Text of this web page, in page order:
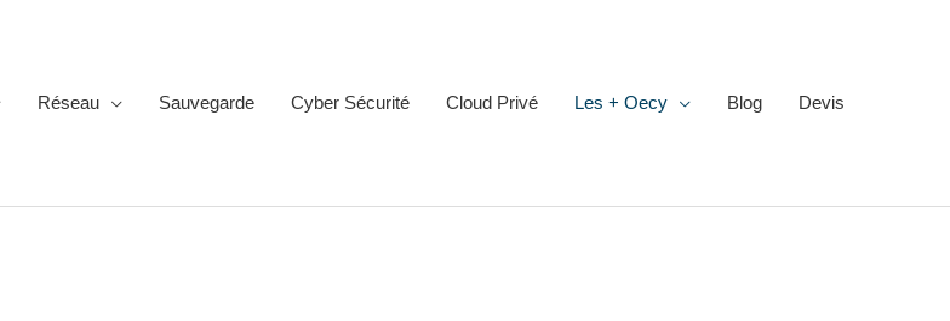
Réseau Sauvegarde Cyber Sécurité Cloud Privé Les + Oecy Blog Devis